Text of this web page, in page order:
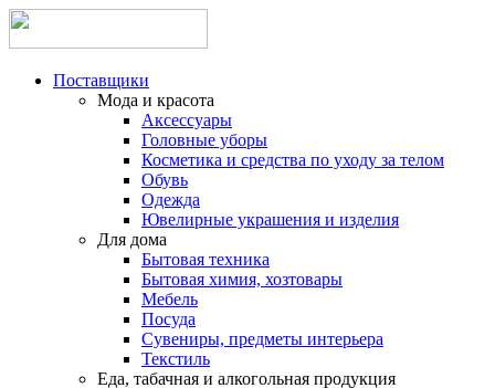
Поставщики
Мода и красота
Аксессуары
Головные уборы
Косметика и средства по уходу за телом
Обувь
Одежда
Ювелирные украшения и изделия
Для дома
Бытовая техника
Бытовая химия, хозтовары
Мебель
Посуда
Сувениры, предметы интерьера
Текстиль
Еда, табачная и алкогольная продукция